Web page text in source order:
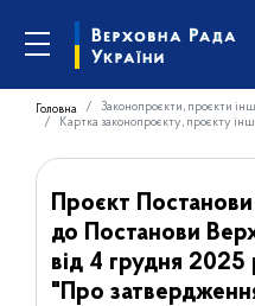
Головна Законопроєкти, проєкти
Картка законопроєкту, проєкту
Проєкт
до Постанови
від 4 грудня
"Про